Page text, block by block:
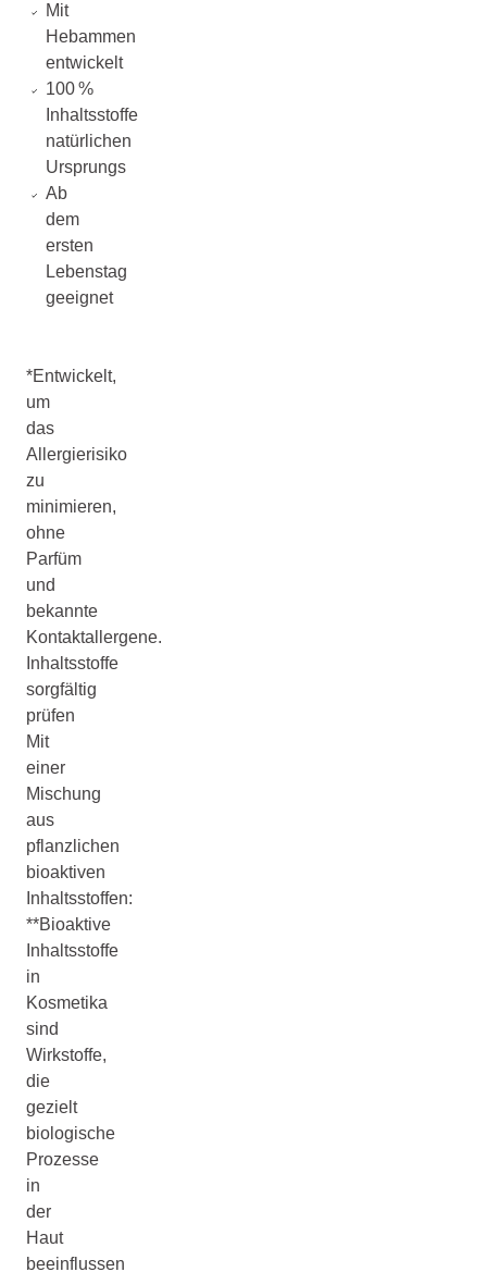
Mit
Hebammen
entwickelt
100 %
Inhaltsstoffe
natürlichen
Ursprungs
Ab
dem
ersten
Lebenstag
geeignet
*Entwickelt,
um
das
Allergierisiko
zu
minimieren,
ohne
Parfüm
und
bekannte
Kontaktallergene.
Inhaltsstoffe
sorgfältig
prüfen
Mit
einer
Mischung
aus
pflanzlichen
bioaktiven
Inhaltsstoffen:
**Bioaktive
Inhaltsstoffe
in
Kosmetika
sind
Wirkstoffe,
die
gezielt
biologische
Prozesse
in
der
Haut
beeinflussen